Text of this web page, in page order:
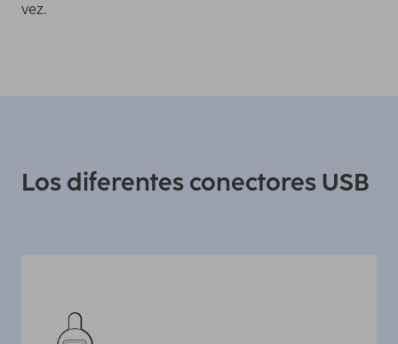
vez.
Los diferentes conectores USB